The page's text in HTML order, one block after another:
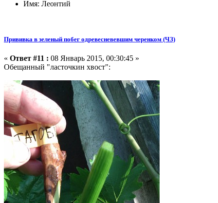
Имя: Леонтий
Прививка в зеленый побег одревесневевшим черенком (ЧЗ)
« Ответ #11 : 08 Январь 2015, 00:30:45 »
Обещанный "ласточкин хвост":